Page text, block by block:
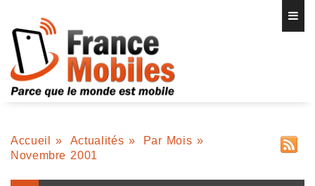
Accueil » Actualités » Par Mois »
Novembre 2001